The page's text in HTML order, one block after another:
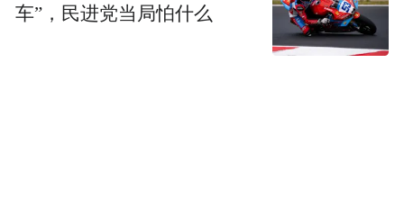
车”，民进党当局怕什么